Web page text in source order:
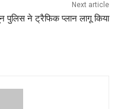
Next article
पुलिस ने ट्रैफिक प्लान लागू किया